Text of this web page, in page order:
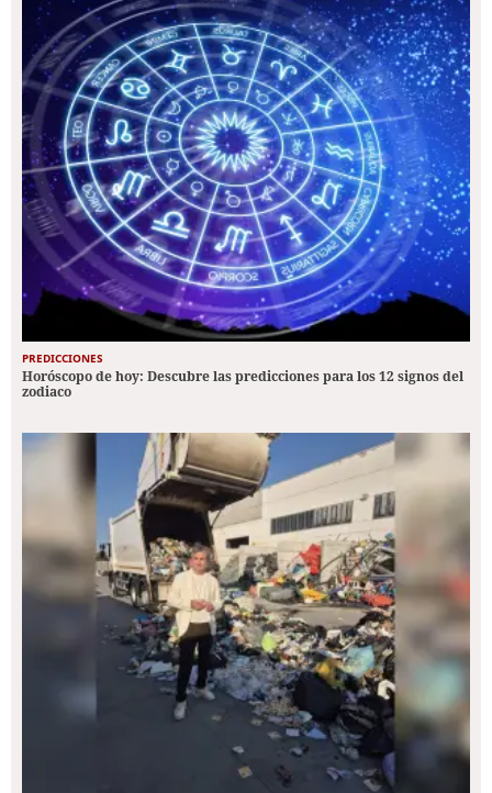
PREDICCIONES
Horóscopo de hoy: Descubre las predicciones para los 12 signos del
zodiaco